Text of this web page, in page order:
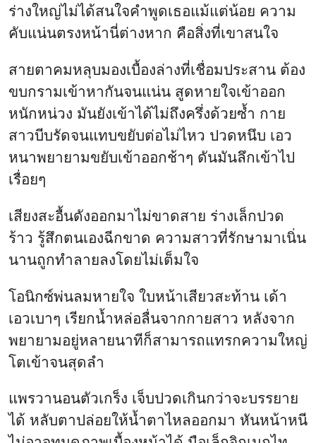
ร่างใหญ่ไม่ได้สนใจคำพูดเธอแม้แต่น้อย ความ
คับแน่นตรงหน้านี่ต่างหาก คือสิ่งที่เขาสนใจ
สายตาคมหลุบมองเบื้องล่างที่เชื่อมประสาน ต้อง
ขบกรามเข้าหากันจนแน่น สูดหายใจเข้าออก
หนักหน่วง มันยังเข้าได้ไม่ถึงครึ่งด้วยซ้ำ กาย
สาวบีบรัดจนแทบขยับต่อไม่ไหว ปวดหนึบ เอว
หนาพยายามขยับเข้าออกช้าๆ ดันมันลึกเข้าไป
เรื่อยๆ
เสียงสะอื้นดังออกมาไม่ขาดสาย ร่างเล็กปวด
ร้าว รู้สึกตนเองฉีกขาด ความสาวที่รักษามาเนิ่น
นานถูกทำลายลงโดยไม่เต็มใจ
โอนิกซ์พ่นลมหายใจ ใบหน้าเสียวสะท้าน เด้า
เอวเบาๆ เรียกน้ำหล่อลื่นจากกายสาว หลังจาก
พยายามอยู่หลายนาทีก็สามารถแทรกความใหญ่
โตเข้าจนสุดลำ
แพรวานอนตัวเกร็ง เจ็บปวดเกินกว่าจะบรรยาย
ได้ หลับตาปล่อยให้น้ำตาไหลออกมา หันหน้าหนี